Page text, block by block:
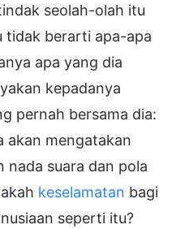
seolah-olah itu
tidak berarti apa-apa
apa yang dia
kepadanya
pernah bersama dia:
akan mengatakan
nada suara dan pola
keselamatan bagi
seperti itu?